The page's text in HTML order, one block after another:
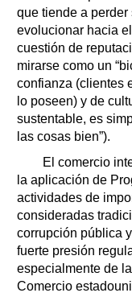
que tiende a
evolucionar hacia
cuestión de
mirarse como un
confianza (clientes
lo poseen) y de
sustentable, es
las cosas bien”).
El comercio
la aplicación de
actividades de
consideradas
corrupción pública
fuerte presión
especialmente de
Comercio